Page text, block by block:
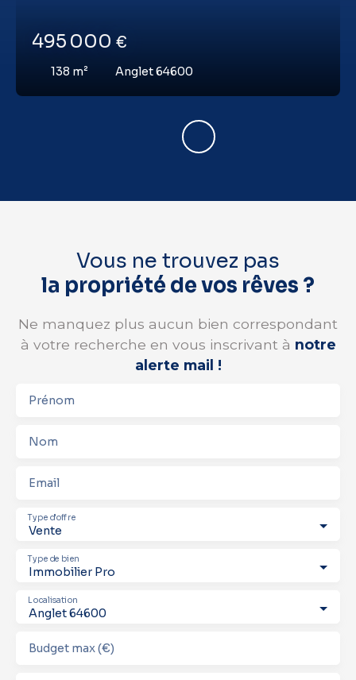
495 000 €
138 m² Anglet 64600
Vous ne trouvez pas
la propriété de vos rêves ?
Ne manquez plus aucun bien correspondant
à votre recherche en vous inscrivant à notre
alerte mail !
Prénom
Nom
Email
Vente
Type d'offre
Immobilier Pro
Type de bien
Anglet 64600
Localisation
Budget max (€)